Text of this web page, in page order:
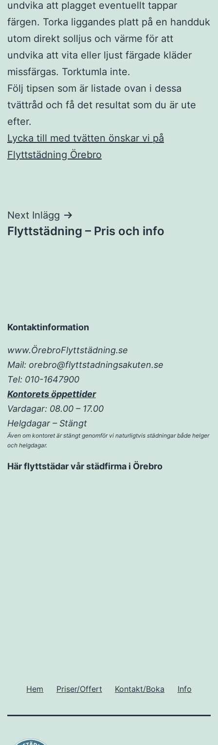
undvika att plagget eventuellt tappar
färgen. Torka liggandes platt på en handduk
utom direkt solljus och värme för att
undvika att vita eller ljust färgade kläder
missfärgas. Torktumla inte.
Följ tipsen som är listade ovan i dessa
tvättråd och få det resultat som du är ute
efter.
Lycka till med tvätten önskar vi på
Flyttstädning Örebro
Inläggsnavigering
Next Inlägg
Flyttstädning – Pris och info
Kontaktinformation
www.ÖrebroFlyttstädning.se
Mail: orebro@flyttstadningsakuten.se
Tel: 010-1647900
Kontorets öppettider
Vardagar: 08.00 – 17.00
Helgdagar – Stängt
Även om kontoret är stängt genomför vi naturligtvis städningar både helger
och helgdagar.
Här flyttstädar vår städfirma i Örebro
Hem Priser/Offert Kontakt/Boka Info